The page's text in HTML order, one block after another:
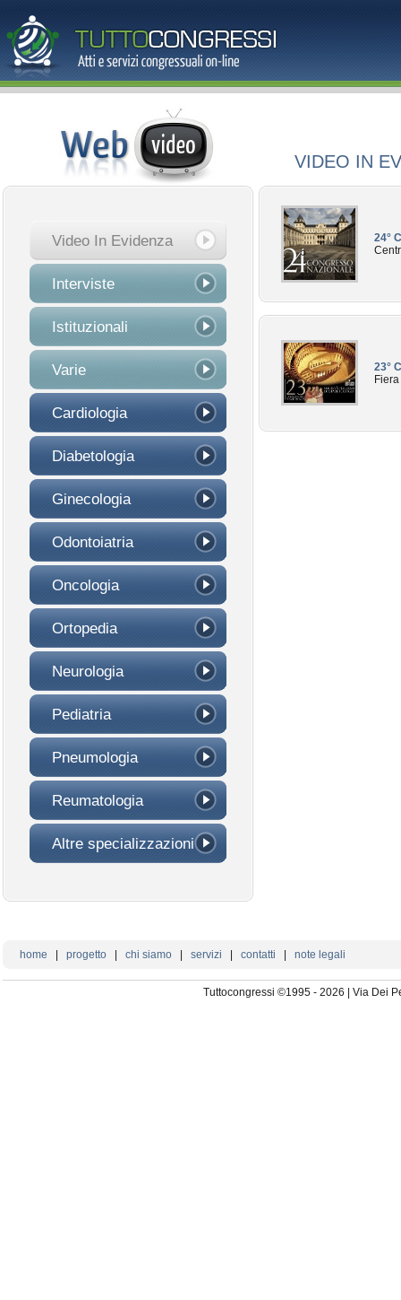
Video In Evidenza
Interviste
Istituzionali
Varie
Cardiologia
Diabetologia
Ginecologia
Odontoiatria
Oncologia
Ortopedia
Neurologia
Pediatria
Pneumologia
Reumatologia
Altre specializzazioni
VIDEO IN
24°
23°
home progetto chi siamo servizi contatti note legali
Tuttocongressi ©1995 - 2026 | Via Dei